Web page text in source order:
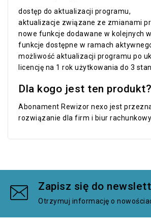
dostęp do aktualizacji programu,
aktualizacje związane ze zmianami
nowe funkcje dodawane w kolejnych
funkcje dostępne w ramach
możliwość aktualizacji programu po
licencję na 1 rok użytkowania do 3
Dla kogo jest ten produkt?
Abonament Rewizor nexo jest
rozwiązanie dla firm i biur
Zapisz się do
Otrzymuj informację o